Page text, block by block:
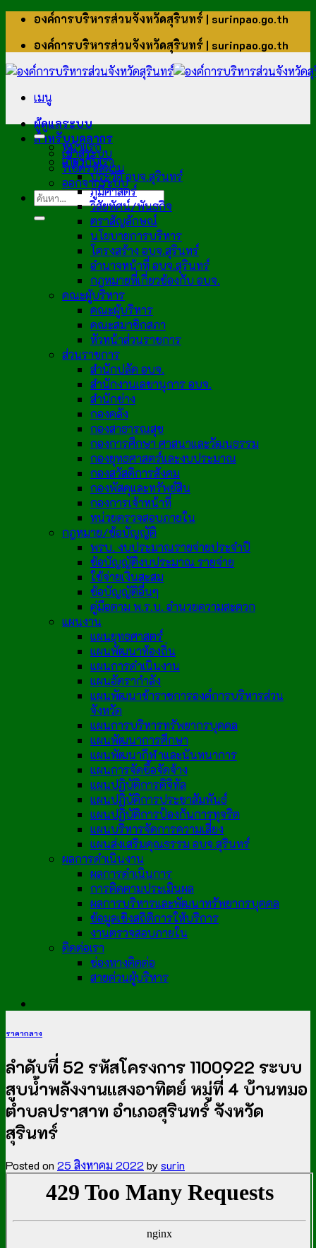
ข้าม
เนื้อหา
องค์การบริหารส่วนจังหวัดสุรินทร์ | surinpao.go.th
องค์การบริหารส่วนจังหวัดสุรินทร์ | surinpao.go.th
เมนู
ผู้ดูแลระบบ
สำหรับบุคลากร
เข้าสู่ระบบ
รีเซ็ตรหัสผ่าน
ออกจากระบบ
หน้าแรก
เกี่ยวกับเรา
ประวัติ อบจ.สุรินทร์
ภูมิศาสตร์
วิสัยทัศน์/พันธกิจ
ตราสัญลักษณ์
นโยบายการบริหาร
โครงสร้าง อบจ.สุรินทร์
อำนาจหน้าที่ อบจ.สุรินทร์
กฎหมายที่เกี่ยวข้องกับ อบจ.
คณะผู้บริหาร
คณะผู้บริหาร
คณะสมาชิกสภา
หัวหน้าส่วนราชการ
ส่วนราชการ
สำนักปลัด อบจ.
สำนักงานเลขานุการ อบจ.
สำนักช่าง
กองคลัง
กองสาธารณสุข
กองการศึกษา ศาสนาและวัฒนธรรม
กองยุทธศาสตร์และงบประมาณ
กองสวัสดิการสังคม
กองพัสดุและทรัพย์สิน
กองการเจ้าหน้าที่
หน่วยตรวจสอบภายใน
กฎหมาย/ข้อบัญญัติ
พรบ. งบประมาณรายจ่ายประจำปี
ข้อบัญญัติงบประมาณ รายจ่าย
ใช้จ่ายเงินสะสม
ข้อบัญญัติอื่นๆ
คู่มือตาม พ.ร.บ. อำนวยความสะดวก
แผนงาน
แผนยุทธศาสตร์
แผนพัฒนาท้องถิ่น
แผนการดำเนินงาน
แผนอัตรากำลัง
แผนพัฒนาข้าราชการองค์การบริหารส่วน
จังหวัด
แผนการบริหารทรัพยากรบุคคล
แผนพัฒนาการศึกษา
แผนพัฒนากีฬาและนันทนาการ
แผนการจัดซื้อจัดจ้าง
แผนปฏิบัติการดิจิทัล
แผนปฏิบัติการประชาสัมพันธ์
แผนปฏิบัติการป้องกันการทุจริต
แผนบริหารจัดการความเสี่ยง
แผนส่งเสริมคุณธรรม อบจ.สุรินทร์
ผลการดำเนินงาน
ผลการดำเนินการ
การติดตามประเมินผล
ผลการบริหารและพัฒนาทรัพยากรบุคคล
ข้อมูลเชิงสถิติการให้บริการ
งานตรวจสอบภายใน
ติดต่อเรา
ช่องทางติดต่อ
สายด่วนผู้บริหาร
ราคากลาง
ลำดับที่ 52 รหัสโครงการ 1100922 ระบบ
สูบน้ำพลังงานแสงอาทิตย์ หมู่ที่ 4 บ้านทมอ
ตำบลปราสาท อำเภอสุรินทร์ จังหวัด
สุรินทร์
Posted on 25 สิงหาคม 2022 bysurin